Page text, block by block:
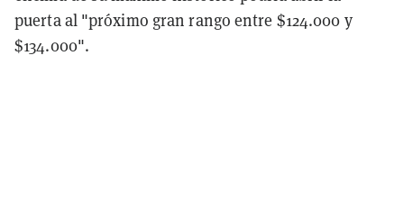
puerta al "próximo gran rango entre $124.000 y
$134.000".